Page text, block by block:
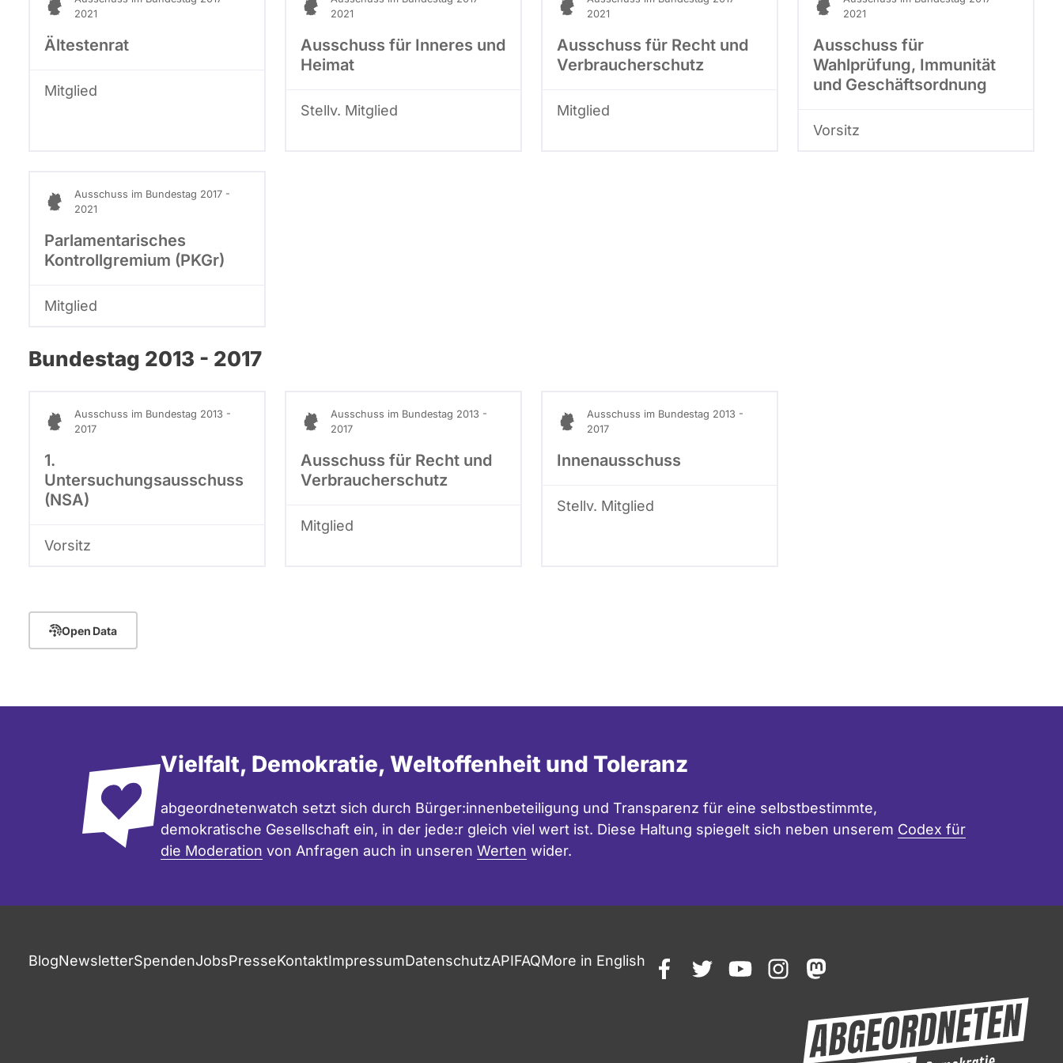
2021
Ältestenrat
Mitglied
2021
Ausschuss für Inneres und
Heimat
Stellv. Mitglied
2021
Ausschuss für Recht und
Verbraucherschutz
Mitglied
2021
Ausschuss für
Wahlprüfung, Immunität
und Geschäftsordnung
Vorsitz
Ausschuss im Bundestag 2017 -
2021
Parlamentarisches
Kontrollgremium (PKGr)
Mitglied
Bundestag 2013 - 2017
Ausschuss im Bundestag 2013 -
2017
1.
Untersuchungsausschuss
(NSA)
Vorsitz
Ausschuss im Bundestag 2013 -
2017
Ausschuss für Recht und
Verbraucherschutz
Mitglied
Ausschuss im Bundestag 2013 -
2017
Innenausschuss
Stellv. Mitglied
Open Data
Vielfalt, Demokratie, Weltoffenheit und Toleranz
abgeordnetenwatch setzt sich durch Bürger:innenbeteiligung und Transparenz für eine selbstbestimmte,
demokratische Gesellschaft ein, in der jede:r gleich viel wert ist. Diese Haltung spiegelt sich neben unserem Codex für
die Moderation von Anfragen auch in unseren Werten wider.
BlogNewsletterSpendenJobsPresseKontaktImpressumDatenschutzAPIFAQMore in English
facebooktwitteryoutubeinstagrammastodon